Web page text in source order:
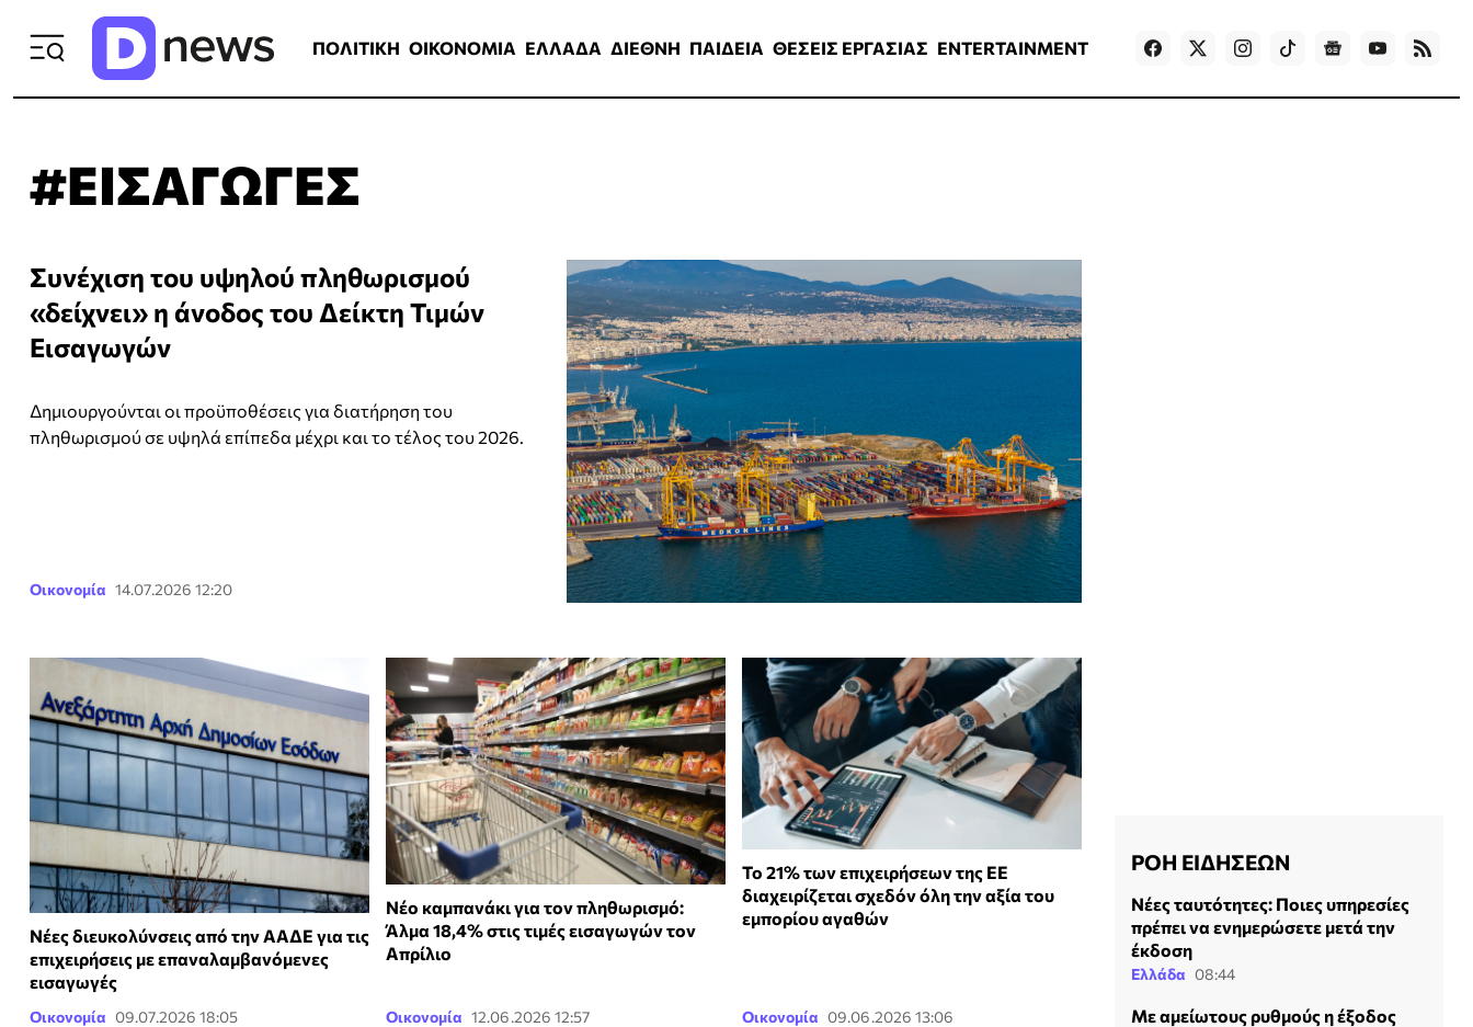
ΠΟΛΙΤΙΚΗ ΟΙΚΟΝΟΜΙΑ ΕΛΛΑΔΑ ΔΙΕΘΝΗ ΠΑΙΔΕΙΑ ΘΕΣΕΙΣ ΕΡΓΑΣΙΑΣ ENTERTAINMENT Games
#ΕΙΣΑΓΩΓΕΣ
Συνέχιση του υψηλού πληθωρισμού
«δείχνει» η άνοδος του Δείκτη Τιμών
Εισαγωγών
Δημιουργούνται οι προϋποθέσεις για διατήρηση του
πληθωρισμού σε υψηλά επίπεδα μέχρι και το τέλος του 2026.
Οικονομία 14.07.2026 12:20
Νέες διευκολύνσεις από την ΑΑΔΕ για τις
επιχειρήσεις με επαναλαμβανόμενες
εισαγωγές
Οικονομία 09.07.2026 18:05
Νέο καμπανάκι για τον πληθωρισμό:
Άλμα 18,4% στις τιμές εισαγωγών τον
Απρίλιο
Οικονομία 12.06.2026 12:57
Το 21% των επιχειρήσεων της ΕΕ
διαχειρίζεται σχεδόν όλη την αξία του
εμπορίου αγαθών
Οικονομία 09.06.2026 13:06
ΡΟΗ ΕΙΔΗΣΕΩΝ
Νέες ταυτότητες: Ποιες υπηρεσίες
πρέπει να ενημερώσετε μετά την
έκδοση
Ελλάδα 08:44
Με αμείωτους ρυθμούς η έξοδος